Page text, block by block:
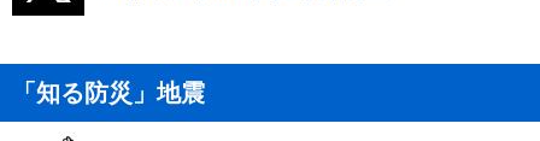
「知る防災」地震